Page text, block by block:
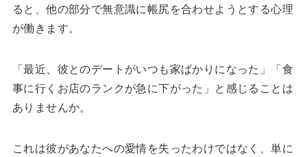
ると、他の部分で無意識に帳尻を合わせようとする心理
が働きます。
「最近、彼とのデートがいつも家ばかりになった」「食
事に行くお店のランクが急に下がった」と感じることは
ありませんか。
これは彼があなたへの愛情を失ったわけではなく、単に